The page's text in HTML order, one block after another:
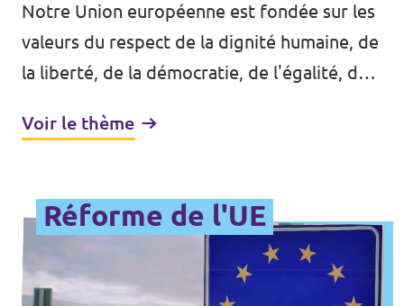
Notre Union européenne est fondée sur les
valeurs du respect de la dignité humaine, de
la liberté, de la démocratie, de l'égalité, de
l'homme, y compris ceux des minorités.
valeurs, Volt s'engage à promouvoir des
politiques menant à la Belgique en tant que
société systématiquement inclusive offrant
des opportunités égales pour tous.
Voir le thème
Réforme de l'UE